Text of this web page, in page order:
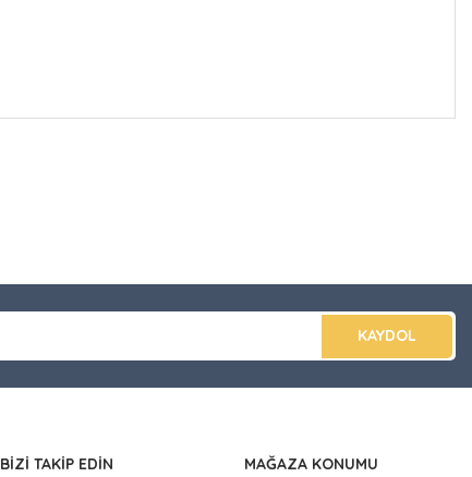
KAYDOL
BİZİ TAKİP EDİN MAĞAZA KONUMU